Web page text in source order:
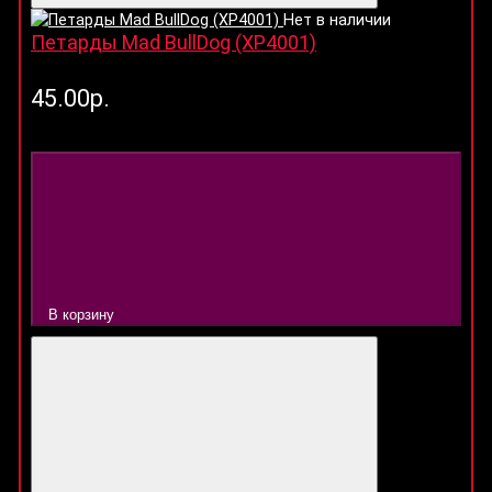
Нет в наличии
Петарды Mad BullDog (XP4001)
45.00р.
В корзину